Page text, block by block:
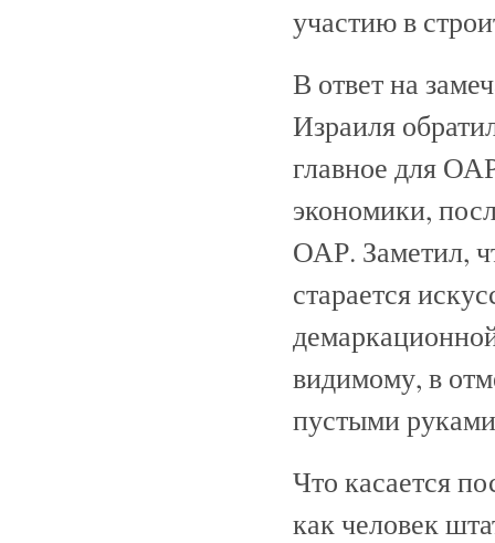
участию в
В ответ на
Израиля
главное для
экономики,
ОАР. Заметил,
старается
видимому, в
пустыми
Что касается
как человек